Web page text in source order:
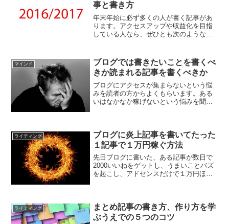
事と書き方
年末年始に必ず多くの人が書く記事があ
ります。アクセスアップや収益化を目指
している人なら、ぜひとも次のような記
マインド
ブログでは書きたいことを書くべ
きか読まれる記事を書くべきか
ブログにアクセスが集まらないという悩
みを読者の方からよくもらいます。ある
いはなかなか稼げないという悩みを聞き
ライティング
ブログに炎上記事を書いてたった
１記事で１万円稼ぐ方法
先日ブログに書いた、ある記事が数日で
2000いいねをゲットし、うまいことバズ
を起こし、アドセンスだけで１万円ほど
した。
ライティング
まとめ記事の書き方、作り方を学
ぶうえでの５つのコツ